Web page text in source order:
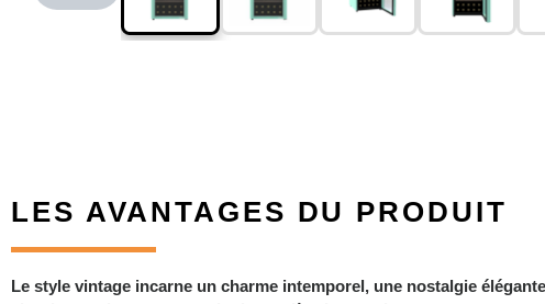
LES AVANTAGES DU PRODUIT
Le style vintage incarne un charme intemporel, une nostalgie